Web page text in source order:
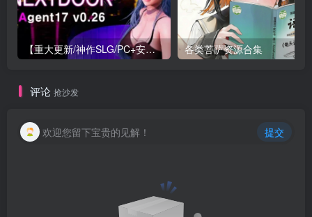
【重大更新/神作SLG/PC+安卓/官中】特工17 Agent 17 v0.26.10 官方中文版+存档or满金币 各类菩萨资源合集
评论 抢沙发
欢迎您留下宝贵的见解！ 提交